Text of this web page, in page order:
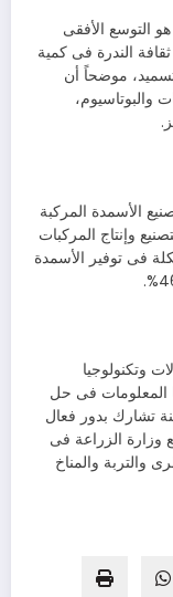
التوسع الأفقى
الندرة فى كمية
موضحاً أن
والبوتاسيوم،
الأسمدة المركبة
وإنتاج المركبات
فى توفير الأسمدة
وتكنولوجيا
المعلومات فى حل
تشارك بدور فعال
وزارة الزراعة فى
والتربة والمناخ